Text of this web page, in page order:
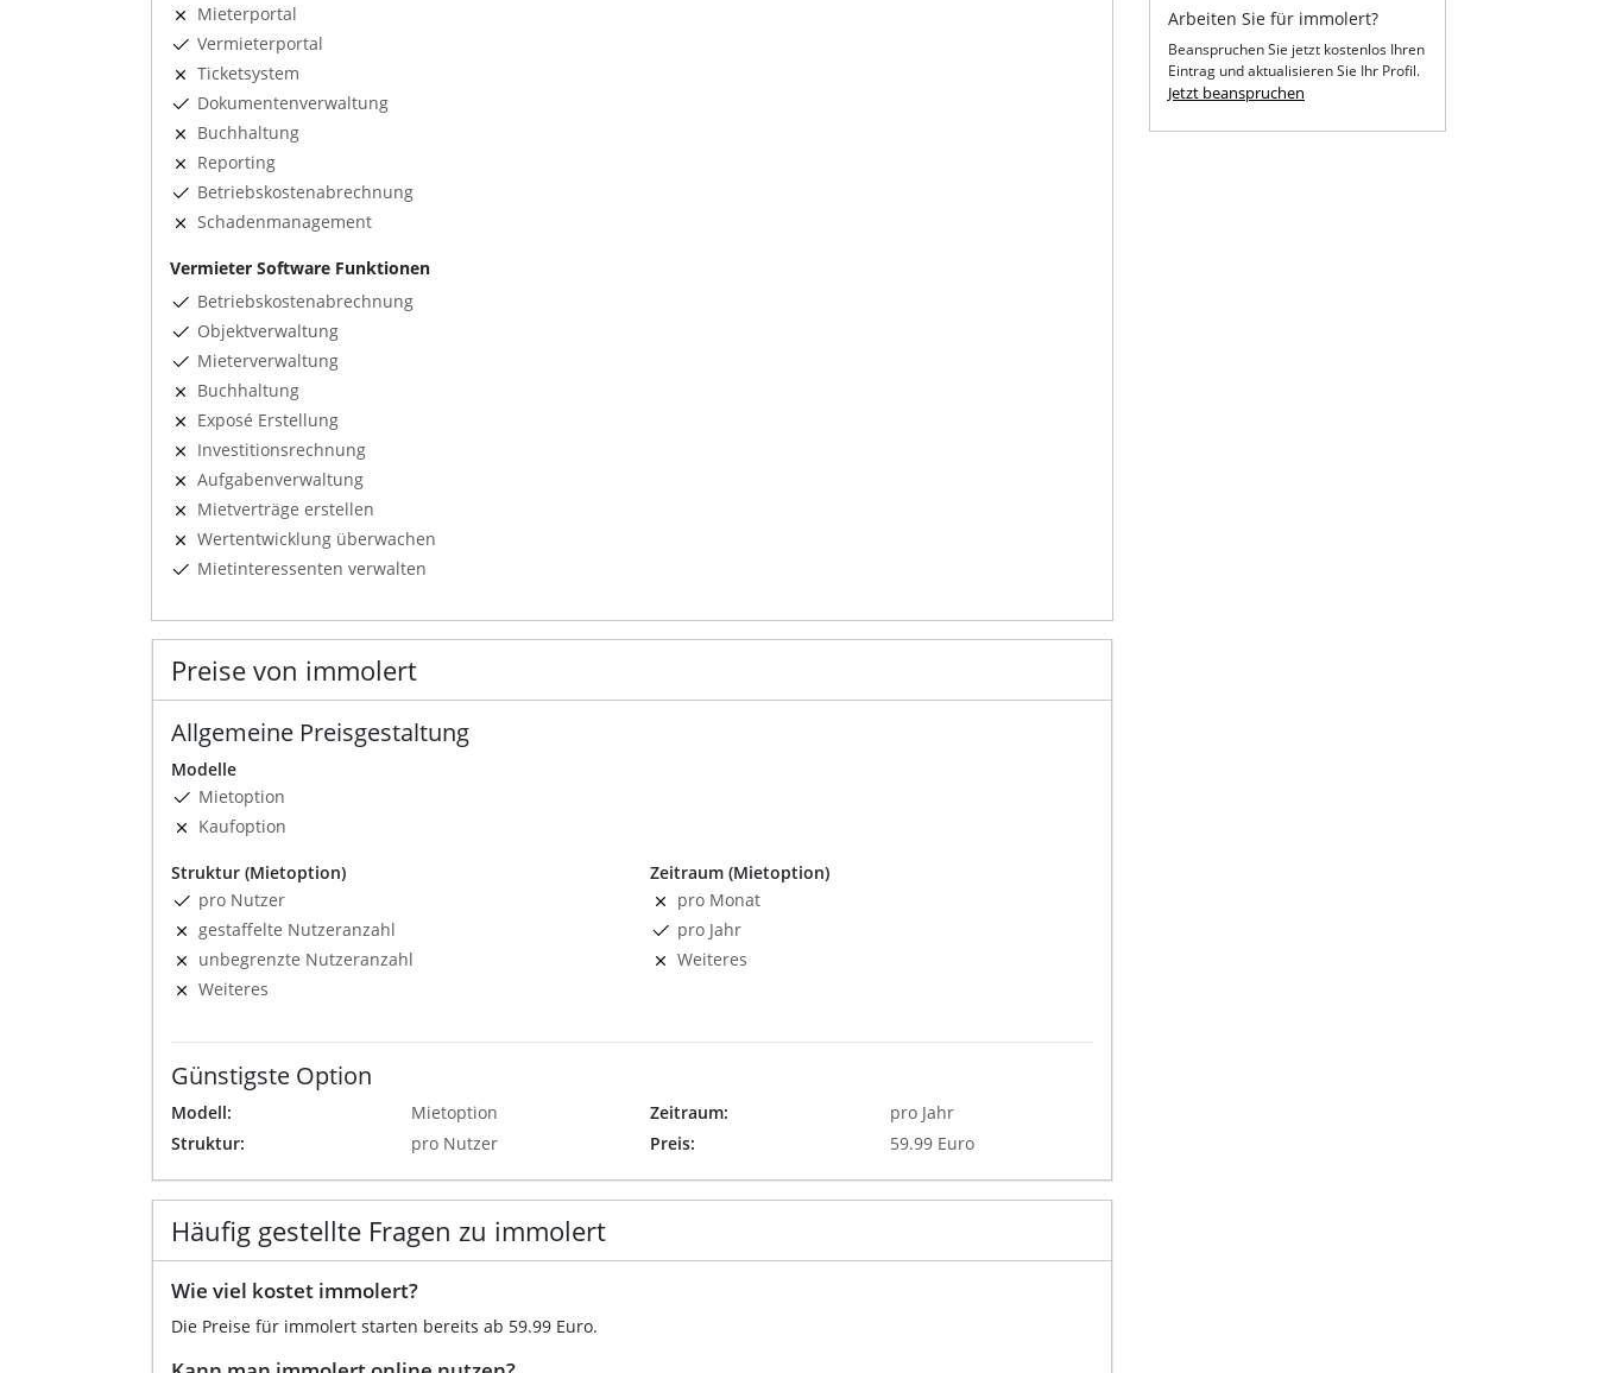
Mieterportal
Vermieterportal
Ticketsystem
Dokumentenverwaltung
Buchhaltung
Reporting
Betriebskostenabrechnung
Schadenmanagement
Vermieter Software Funktionen
Betriebskostenabrechnung
Objektverwaltung
Mieterverwaltung
Buchhaltung
Exposé Erstellung
Investitionsrechnung
Aufgabenverwaltung
Mietverträge erstellen
Wertentwicklung überwachen
Mietinteressenten verwalten
Preise von immolert
Allgemeine Preisgestaltung
Modelle
Mietoption
Kaufoption
Struktur (Mietoption)
pro Nutzer
gestaffelte Nutzeranzahl
unbegrenzte Nutzeranzahl
Weiteres
Zeitraum (Mietoption)
pro Monat
pro Jahr
Weiteres
Günstigste Option
Modell: Mietoption Zeitraum:
pro Jahr
Struktur:
pro Nutzer Preis: 59.99 Euro
Häufig gestellte Fragen zu immolert
Wie viel kostet immolert?
Die Preise für immolert starten bereits ab 59.99 Euro.
Arbeiten Sie für immolert?
Beanspruchen Sie jetzt kostenlos Ihren
Eintrag und aktualisieren Sie Ihr Profil.
Jetzt beanspruchen